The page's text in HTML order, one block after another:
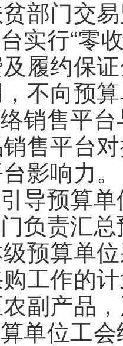
部门交
实行“零
履约保
不向预
销售平
售平台
影响力。
引导预算
负责汇
预算单
工作的
副产品
单位工